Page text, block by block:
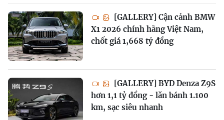
[GALLERY] Cận cảnh BMW
X1 2026 chính hãng Việt Nam,
chốt giá 1,668 tỷ đồng
[GALLERY] BYD Denza Z9S
hơn 1,1 tỷ đồng - lăn bánh 1.100
km, sạc siêu nhanh